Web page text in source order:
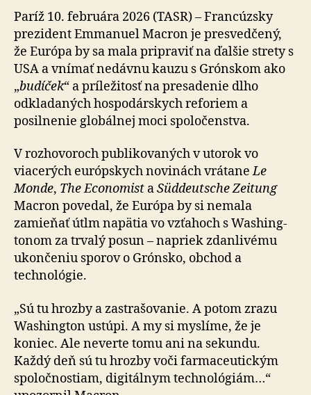
Paríž 10. februára 2026 (TASR) – Francúzsky
prezident Emmanuel Macron je presvedčený,
že Európa by sa mala pripraviť na ďalšie strety s
USA a vnímať nedávnu kauzu s Grónskom ako
„budíček“ a príležitosť na presadenie dlho
odkladaných hospodárskych reforiem a
posilnenie glo­bál­nej moci spoločenstva.
V rozhovoroch publikovaných v utorok vo
viacerých eu­róp­skych novinách vrátaneLe
Monde, The Economist aSüddeutsche Zeitung
Macron povedal, že Európa by si nemala
zamieňať útlm napätia vo vzťahoch s Wa­shing­
to­nom za trvalý posun – napriek zdanlivému
ukončeniu sporov o Grónsko, obchod a
technológie.
„Sú tu hrozby a zastrašovanie. A potom zrazu
Washington ustúpi. A my si myslíme, že je
koniec. Ale neverte tomu ani na sekundu.
Každý deň sú tu hrozby voči far­ma­ce­u­tic­kým
spoločnostiam, digitálnym technológiám…“